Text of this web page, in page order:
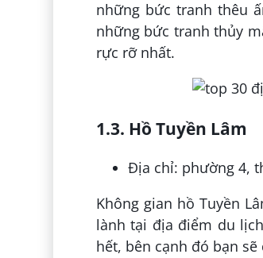
những bức tranh thêu
những bức tranh thủy
rực rỡ nhất.
1.3. Hồ Tuyền Lâm
Địa chỉ: phường 4,
Không gian hồ Tuyền
lành tại địa điểm du
hết, bên cạnh đó bạn